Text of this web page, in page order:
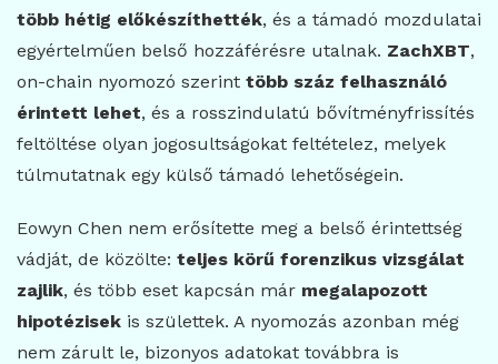
több hétig előkészíthették, és a támadó mozdulatai
egyértelműen belső hozzáférésre utalnak. ZachXBT,
on-chain nyomozó szerint több száz felhasználó
érintett lehet, és a rosszindulatú bővítményfrissítés
feltöltése olyan jogosultságokat feltételez, melyek
túlmutatnak egy külső támadó lehetőségein.
Eowyn Chen nem erősítette meg a belső érintettség
vádját, de közölte: teljes körű forenzikus vizsgálat
zajlik, és több eset kapcsán már megalapozott
hipotézisek is születtek. A nyomozás azonban még
nem zárult le, bizonyos adatokat továbbra is